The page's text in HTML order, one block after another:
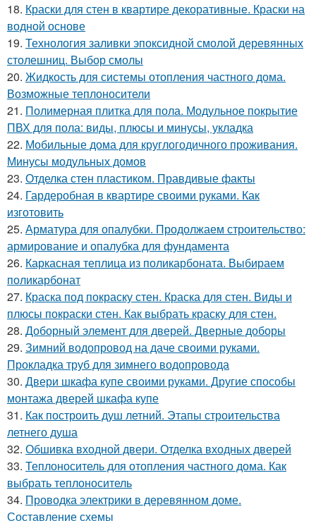
18. Краски для стен в квартире декоративные. Краски на
водной основе
19. Технология заливки эпоксидной смолой деревянных
столешниц. Выбор смолы
20. Жидкость для системы отопления частного дома.
Возможные теплоносители
21. Полимерная плитка для пола. Модульное покрытие
ПВХ для пола: виды, плюсы и минусы, укладка
22. Мобильные дома для круглогодичного проживания.
Минусы модульных домов
23. Отделка стен пластиком. Правдивые факты
24. Гардеробная в квартире своими руками. Как
изготовить
25. Арматура для опалубки. Продолжаем строительство:
армирование и опалубка для фундамента
26. Каркасная теплица из поликарбоната. Выбираем
поликарбонат
27. Краска под покраску стен. Краска для стен. Виды и
плюсы покраски стен. Как выбрать краску для стен.
28. Доборный элемент для дверей. Дверные доборы
29. Зимний водопровод на даче своими руками.
Прокладка труб для зимнего водопровода
30. Двери шкафа купе своими руками. Другие способы
монтажа дверей шкафа купе
31. Как построить душ летний. Этапы строительства
летнего душа
32. Обшивка входной двери. Отделка входных дверей
33. Теплоноситель для отопления частного дома. Как
выбрать теплоноситель
34. Проводка электрики в деревянном доме.
Составление схемы